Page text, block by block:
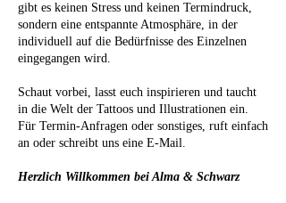
gibt es keinen Stress und keinen Termindruck,
sondern eine entspannte Atmosphäre, in der
individuell auf die Bedürfnisse des Einzelnen
eingegangen wird.
Schaut vorbei, lasst euch inspirieren und taucht
in die Welt der Tattoos und Illustrationen ein.
Für Termin-Anfragen oder sonstiges, ruft einfach
an oder schreibt uns eine E-Mail.
Herzlich Willkommen bei Alma & Schwarz